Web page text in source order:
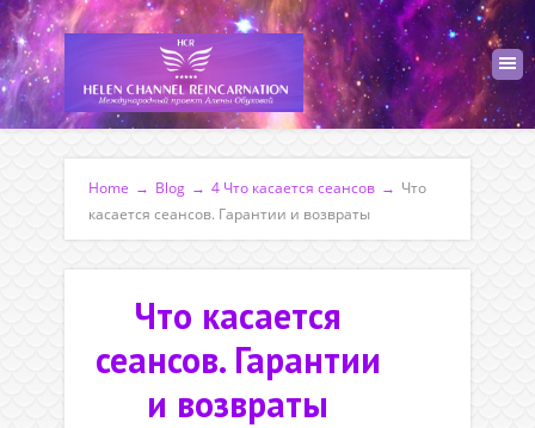
Home → Blog → 4 Что касается сеансов → Что
касается сеансов. Гарантии и возвраты
Что касается
сеансов. Гарантии
и возвраты